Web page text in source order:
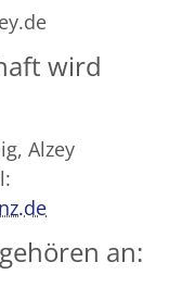
wird
Alzey
an: